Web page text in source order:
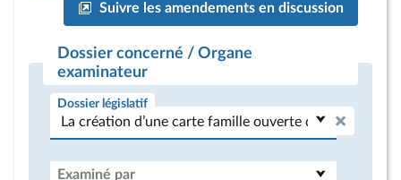
Suivre les amendements en discussion
Dossier concerné / Organe
examinateur
Dossier législatif
Examiné par